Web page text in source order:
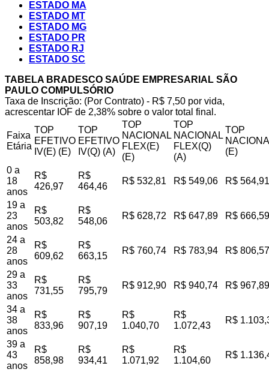
ESTADO MA
ESTADO MT
ESTADO MG
ESTADO PR
ESTADO RJ
ESTADO SC
TABELA BRADESCO SAÚDE EMPRESARIAL SÃO
PAULO COMPULSÓRIO
Taxa de Inscrição: (Por Contrato) - R$ 7,50 por vida,
acrescentar IOF de 2,38% sobre o valor total final.
Faixa
Etária
TOP
EFETIVO
IV(E) (E)
TOP
EFETIVO
IV(Q) (A)
TOP
NACIONAL
FLEX(E)
(E)
TOP
NACIONAL
FLEX(Q)
(A)
TOP
(E)
0 a
18
anos
R$
426,97
R$
464,46
R$ 532,81 R$ 549,06 R$ 564,91
19 a
23
anos
R$
503,82
R$
548,06
R$ 628,72 R$ 647,89 R$ 666,59
24 a
28
anos
R$
609,62
R$
663,15
R$ 760,74 R$ 783,94 R$ 806,57
29 a
33
anos
R$
731,55
R$
795,79
R$ 912,90 R$ 940,74 R$ 967,89
34 a
38
anos
R$
833,96
R$
907,19
R$
1.040,70
R$
1.072,43
R$
39 a
43
anos
R$
858,98
R$
934,41
R$
1.071,92
R$
1.104,60
R$